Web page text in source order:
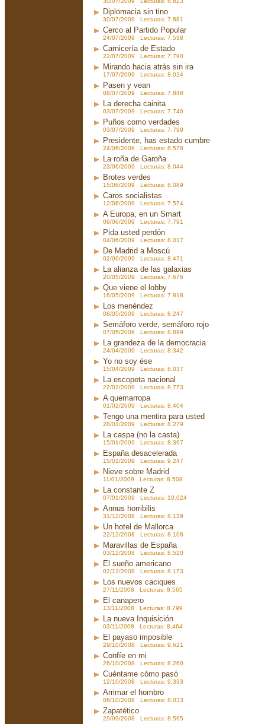
Diplomacia sin tino
30/07/2009 Lecturas: 7.881
Cerco al Partido Popular
24/07/2009 Lecturas: 7.538
Carnicería de Estado
22/07/2009 Lecturas: 7.790
Mirando hacia atrás sin ira
17/07/2009 Lecturas: 8.024
Pasen y vean
08/07/2009 Lecturas: 7.848
La derecha cainita
03/07/2009 Lecturas: 7.740
Puños como verdades
03/07/2009 Lecturas: 7.799
Presidente, has estado cumbre
24/06/2009 Lecturas: 8.578
La roña de Garoña
23/06/2009 Lecturas: 8.044
Brotes verdes
15/06/2009 Lecturas: 8.089
Caros socialistas
12/06/2009 Lecturas: 7.574
A Europa, en un Smart
09/06/2009 Lecturas: 7.791
Pida usted perdón
04/06/2009 Lecturas: 8.017
De Madrid a Moscú
02/06/2009 Lecturas: 8.471
La alianza de las galaxias
20/05/2009 Lecturas: 7.676
Que viene el lobby
16/05/2009 Lecturas: 7.818
Los menéndez
08/05/2009 Lecturas: 8.247
Semáforo verde, semáforo rojo
07/05/2009 Lecturas: 8.899
La grandeza de la democracia
24/04/2009 Lecturas: 8.342
Yo no soy ése
15/04/2009 Lecturas: 8.037
La escopeta nacional
22/02/2009 Lecturas: 8.773
A quemarropa
01/02/2009 Lecturas: 8.404
Tengo una mentira para usted
28/01/2009 Lecturas: 8.279
La caspa (no la casta)
15/01/2009 Lecturas: 8.367
España desacelerada
15/01/2009 Lecturas: 9.247
Nieve sobre Madrid
11/01/2009 Lecturas: 8.508
La constante Z
07/01/2009 Lecturas: 10.024
Annus horribilis
31/12/2008 Lecturas: 8.139
Un hotel de Mallorca
22/12/2008 Lecturas: 8.108
Maravillas de España
03/12/2008 Lecturas: 8.520
El sueño americano
02/12/2008 Lecturas: 8.173
Los nuevos caciques
27/11/2008 Lecturas: 8.565
El canapero
13/11/2008 Lecturas: 8.799
La nueva Inquisición
03/11/2008 Lecturas: 8.464
El payaso imposible
29/10/2008 Lecturas: 9.621
Confíe en mi
26/10/2008 Lecturas: 8.260
Cuéntame cómo pasó
12/10/2008 Lecturas: 9.333
Arrimar el hombro
06/10/2008 Lecturas: 8.033
Zapatético
29/09/2008 Lecturas: 8.565